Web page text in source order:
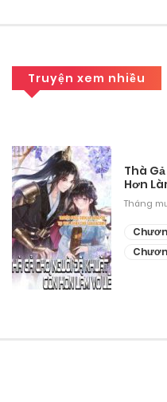
Chương 97
Chương 96
Tháng mười một 15, 2025
Chương 95
Tháng mười một 15, 2025
Chương 94
Truyện xem nhiều
Thà
Hơn
Tháng